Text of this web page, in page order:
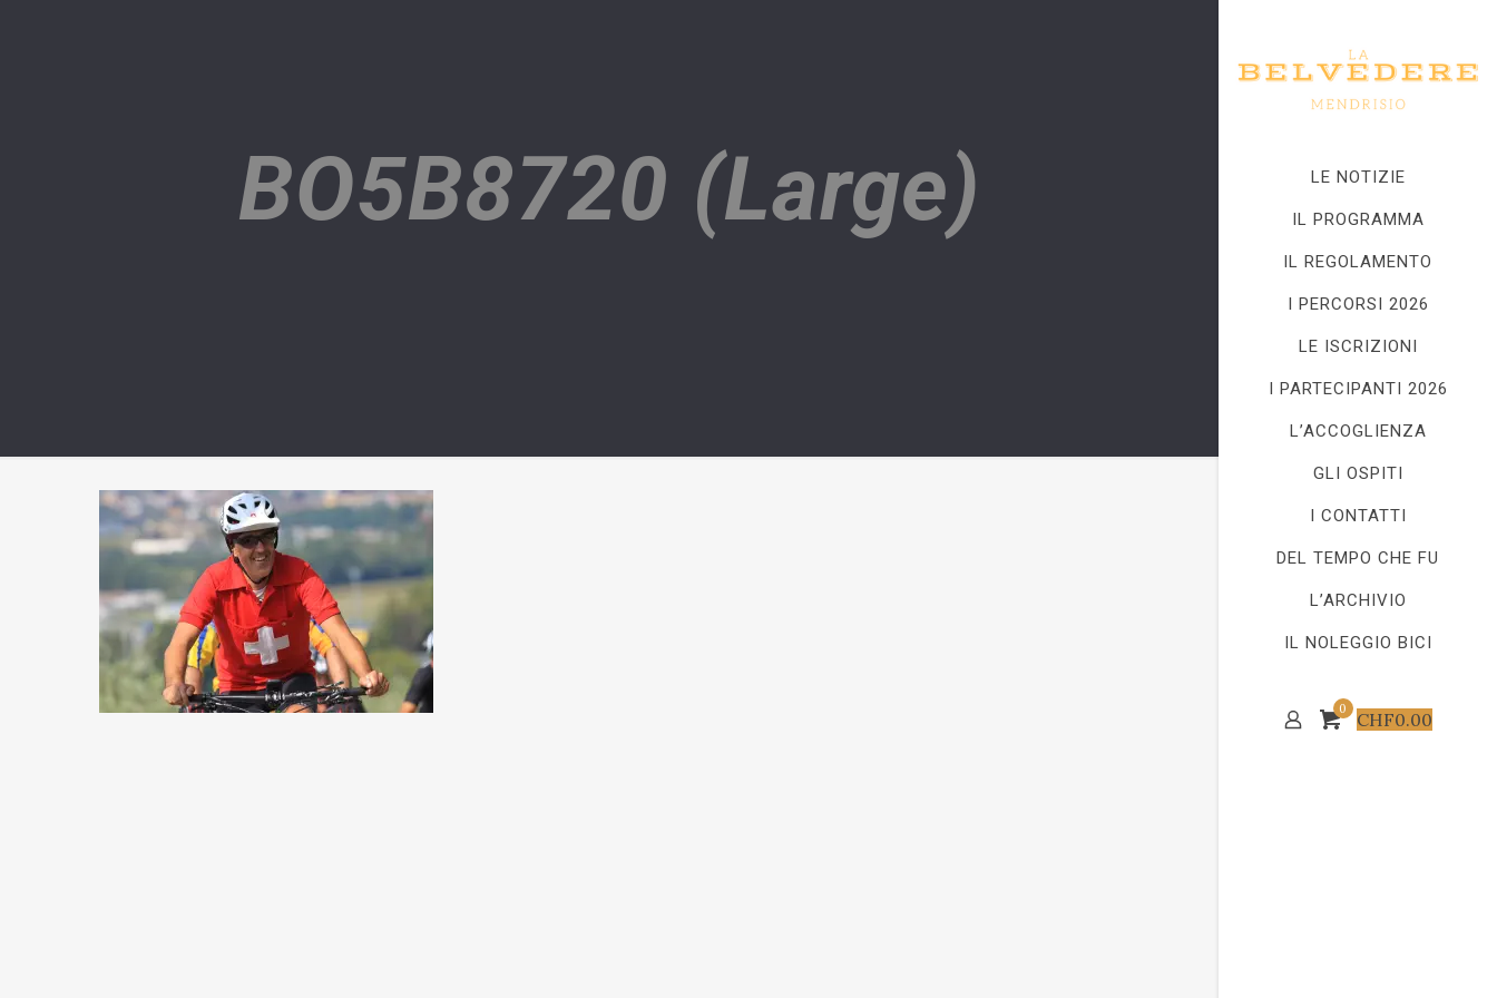
LE NOTIZIE
IL PROGRAMMA
IL REGOLAMENTO
I PERCORSI 2026
LE ISCRIZIONI
I PARTECIPANTI 2026
L’ACCOGLIENZA
GLI OSPITI
I CONTATTI
DEL TEMPO CHE FU
L’ARCHIVIO
IL NOLEGGIO BICI
0 CHF0.00
BO5B8720 (Large)